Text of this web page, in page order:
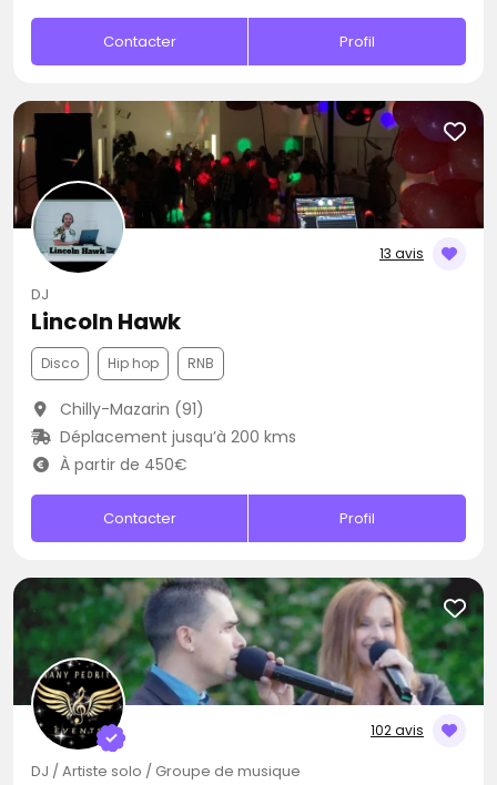
Contacter Profil
13 avis
DJ
Lincoln Hawk
Disco Hip hop RNB
Chilly-Mazarin (91)
Déplacement jusqu’à 200 kms
À partir de 450€
Contacter Profil
102 avis
DJ / Artiste solo / Groupe de musique